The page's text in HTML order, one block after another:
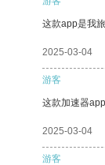
这款app是我
2025-03-04
游客
这款加速器
2025-03-04
游客